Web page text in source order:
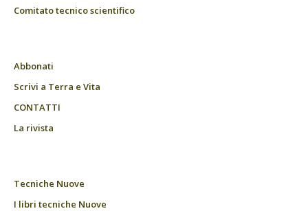
Comitato tecnico scientifico
Abbonati
Scrivi a Terra e Vita
CONTATTI
La rivista
Tecniche Nuove
I libri tecniche Nuove